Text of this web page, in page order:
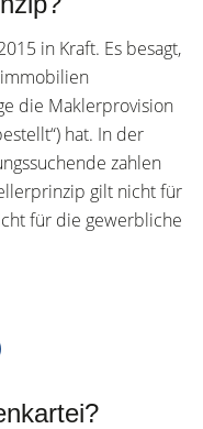
in Kraft. Es besagt,
die Maklerprovision
hat. In der
zahlen
gilt nicht für
für die gewerbliche